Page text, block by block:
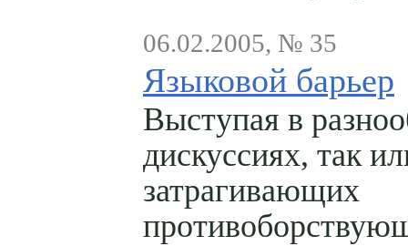
06.02.2005, № 35
Языковой барьер
Выступая в
дискуссиях, так
затрагивающих